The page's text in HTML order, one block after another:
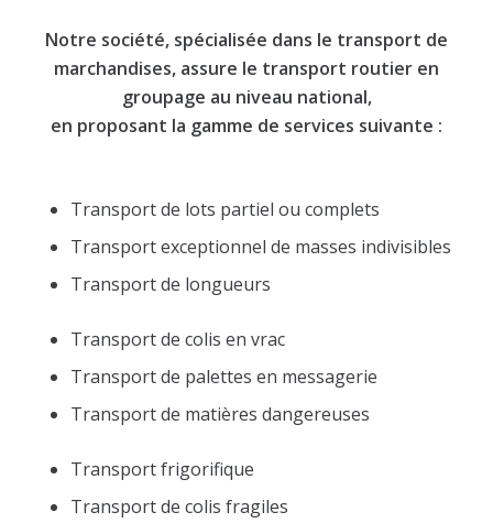
Notre société, spécialisée dans le transport de
marchandises, assure le transport routier en
groupage au niveau national,
en proposant la gamme de services suivante :
Transport de lots partiel ou complets
Transport exceptionnel de masses indivisibles
Transport de longueurs
Transport de colis en vrac
Transport de palettes en messagerie
Transport de matières dangereuses
Transport frigorifique
Transport de colis fragiles